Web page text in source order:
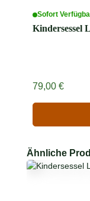
Sofort
Kindersessel
Regulärer
79,00 €
Produktgalerie
Ähnliche